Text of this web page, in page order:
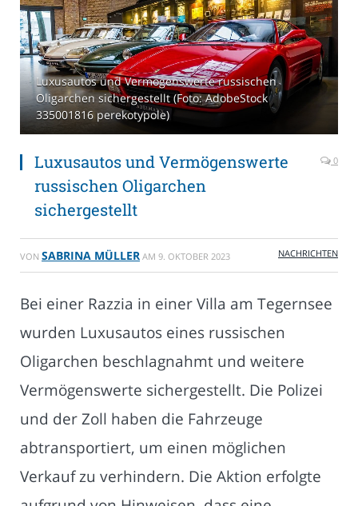
Luxusautos und Vermögenswerte russischen
Oligarchen sichergestellt (Foto: AdobeStock
335001816 perekotypole)
Luxusautos und Vermögenswerte
russischen Oligarchen
sichergestellt
0
VON SABRINA MÜLLER AM 9. OKTOBER 2023 NACHRICHTEN
Bei einer Razzia in einer Villa am Tegernsee
wurden Luxusautos eines russischen
Oligarchen beschlagnahmt und weitere
Vermögenswerte sichergestellt. Die Polizei
und der Zoll haben die Fahrzeuge
abtransportiert, um einen möglichen
Verkauf zu verhindern. Die Aktion erfolgte